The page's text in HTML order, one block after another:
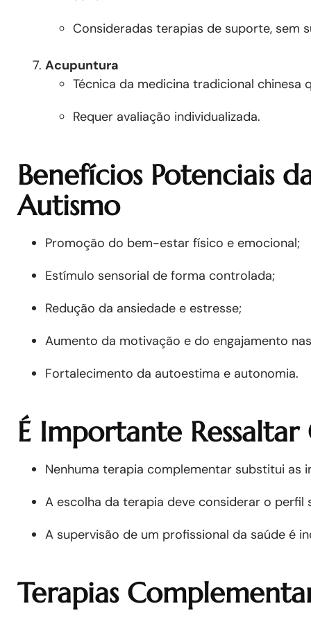
Consideradas terapias de suporte, sem
Acupuntura
Técnica da medicina tradicional chinesa
Requer avaliação individualizada.
Benefícios Potenciais
Autismo
Promoção do bem-estar físico e emocional;
Estímulo sensorial de forma controlada;
Redução da ansiedade e estresse;
Aumento da motivação e do engajamento
Fortalecimento da autoestima e autonomia.
É Importante Ressaltar
Nenhuma terapia complementar substitui as
A escolha da terapia deve considerar o
A supervisão de um profissional da saúde é
Terapias